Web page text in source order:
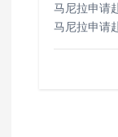
马尼拉申请
马尼拉申请